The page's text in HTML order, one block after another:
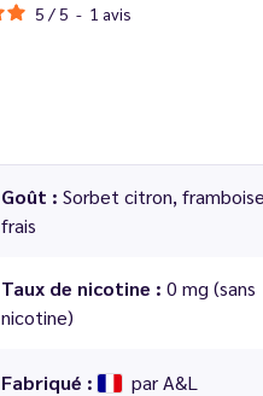
5 / 5 - 1 avis
Goût : Sorbet citron,
frais
Taux de nicotine : 0 mg (sans
nicotine)
Fabriqué : par A&L